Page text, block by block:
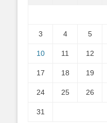
3 4 5
10 11 12
17 18 19
24 25 26
31